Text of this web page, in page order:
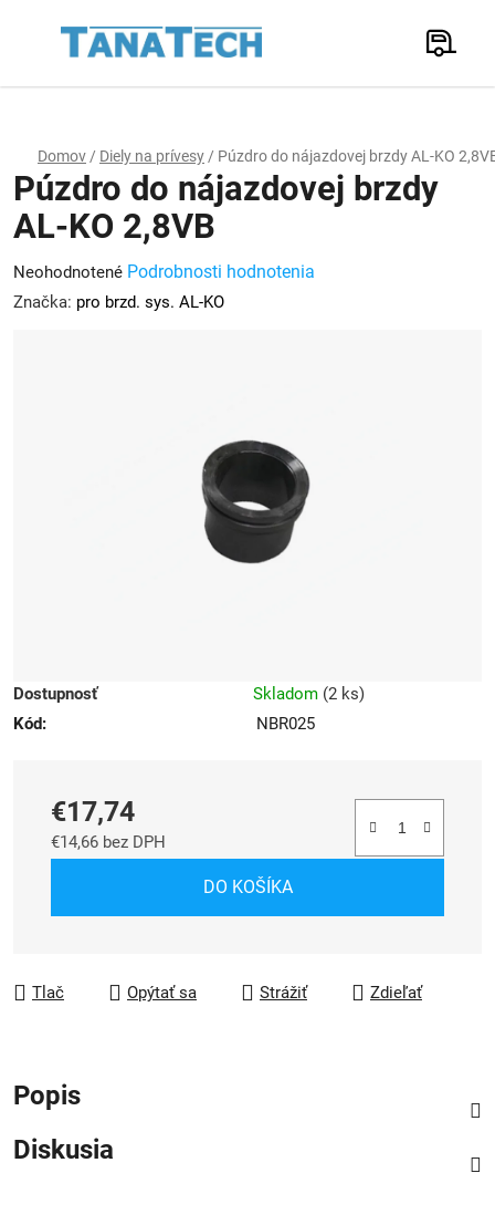
Hľadať
Domov / Diely na prívesy / Púzdro do nájazdovej brzdy AL-KO
Dostupnosť Skladom (2 ks)
Kód:
NBR025
€17,74
€14,66 bez DPH
DO KOŠÍKA
Tlač Opýtať sa Strážiť Zdieľať
Púzdro do nájazdovej brzdy
AL-KO 2,8VB
Priemerné
hodnotenie
Neohodnotené Podrobnosti hodnotenia
Značka: pro brzd. sys. AL-KO
Popis
Diskusia